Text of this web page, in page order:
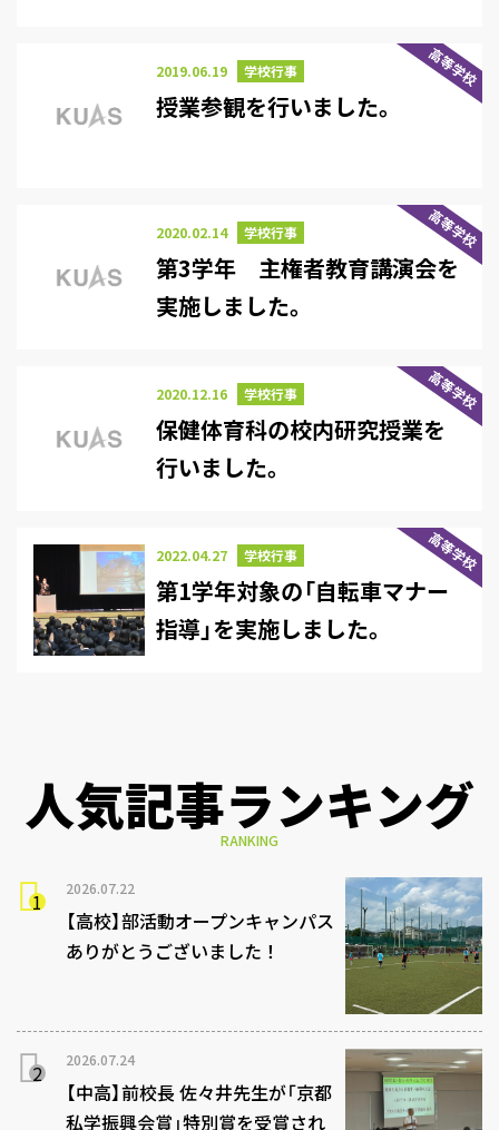
高等学校
2019.06.19 学校行事
授業参観を行いました。
高等学校
2020.02.14 学校行事
第3学年 主権者教育講演会を
実施しました。
高等学校
2020.12.16 学校行事
保健体育科の校内研究授業を
行いました。
高等学校
2022.04.27 学校行事
第1学年対象の「自転車マナー
指導」を実施しました。
人気記事ランキング
RANKING
2026.07.22
【高校】部活動オープンキャンパス
ありがとうございました！
2026.07.24
【中高】前校長 佐々井先生が「京都
私学振興会賞」特別賞を受賞され